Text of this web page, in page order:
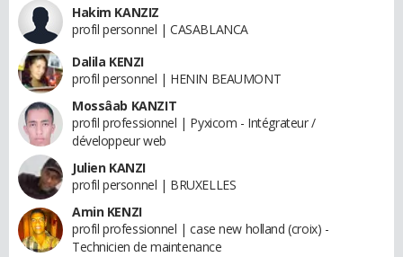
Hakim KANZIZ
profil personnel | CASABLANCA
Dalila KENZI
profil personnel | HENIN BEAUMONT
Mossâab KANZIT
profil professionnel | Pyxicom - Intégrateur /
développeur web
Julien KANZI
profil personnel | BRUXELLES
Amin KENZI
profil professionnel | case new holland (croix) -
Technicien de maintenance